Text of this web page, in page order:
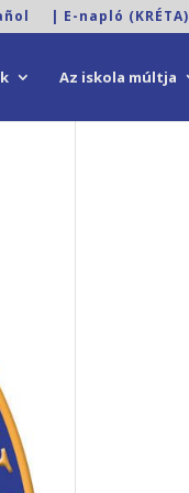
| E-napló (KRÉTA)
Az iskola múltja